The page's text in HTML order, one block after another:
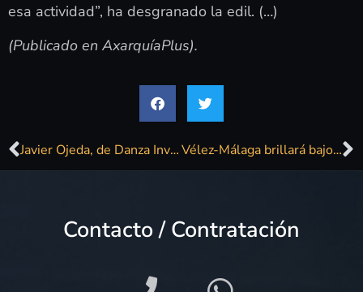
esa actividad”, ha desgranado la edil. (…)
(Publicado en AxarquíaPlus).
Javier Ojeda, de Danza Invisible, actúa en el Liceo de Noia Vélez-Málaga brillará bajo la luz de 20.000 velas por segunda vez este 31 de agosto
Contacto / Contratación